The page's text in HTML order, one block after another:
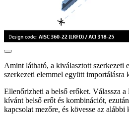
Amint látható, a kiválasztott szerkezeti
szerkezeti elemmel együtt importálásra
Ellenőrizheti a belső erőket. Válassza a
kívánt belső erőt és kombinációt,
kapcsolat mezőre, és kövesse az alábbi